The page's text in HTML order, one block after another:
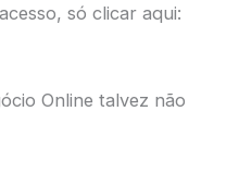
só clicar aqui:
Online talvez não